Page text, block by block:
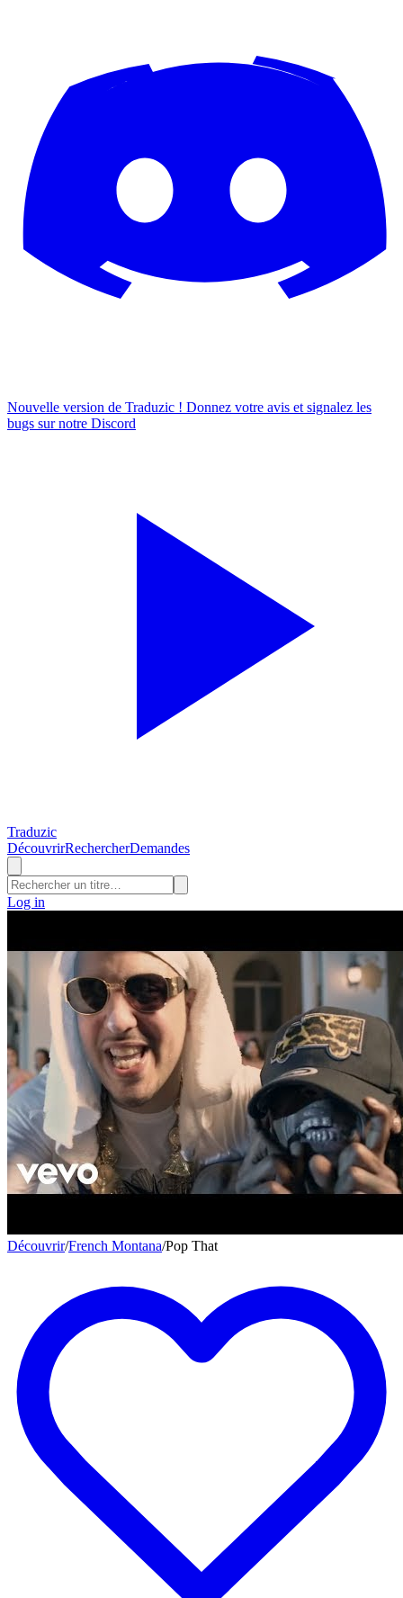
Nouvelle version de Traduzic ! Donnez votre avis et signalez les
bugs sur notre Discord
Traduzic
DécouvrirRechercherDemandes
Log in
Découvrir/French Montana/Pop That